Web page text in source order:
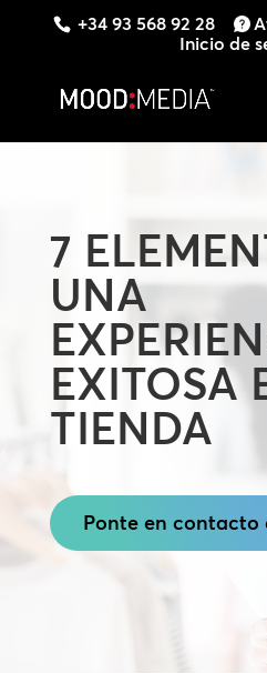
+34 93 568 92 28
Inicio de
7
UNA
EXITOSA
TIENDA
Ponte en contacto